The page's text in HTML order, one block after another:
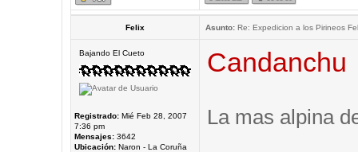
Felix Asunto:Re: Expedicion a los Pirineos
Bajando El Cueto
Registrado:Mié Feb 28, 2007
7:36 pm
Mensajes:3642
Ubicación:Naron - La Coruña
Candanchu
La mas alpina